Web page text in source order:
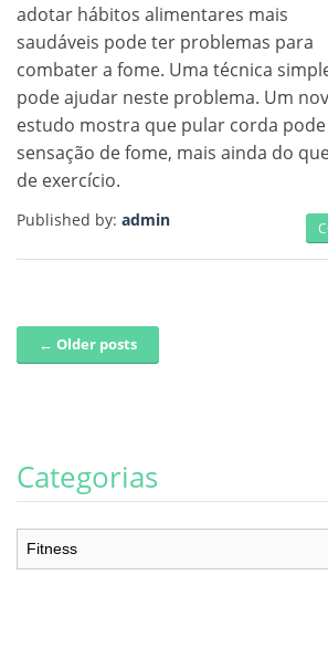
adotar hábitos alimentares mais
saudáveis pode ter problemas para
combater a fome. Uma técnica
pode ajudar neste problema. Um
estudo mostra que pular corda
sensação de fome, mais ainda do
de exercício.
Published by: admin
Post navigation
← Older posts
Categorias
Categorias